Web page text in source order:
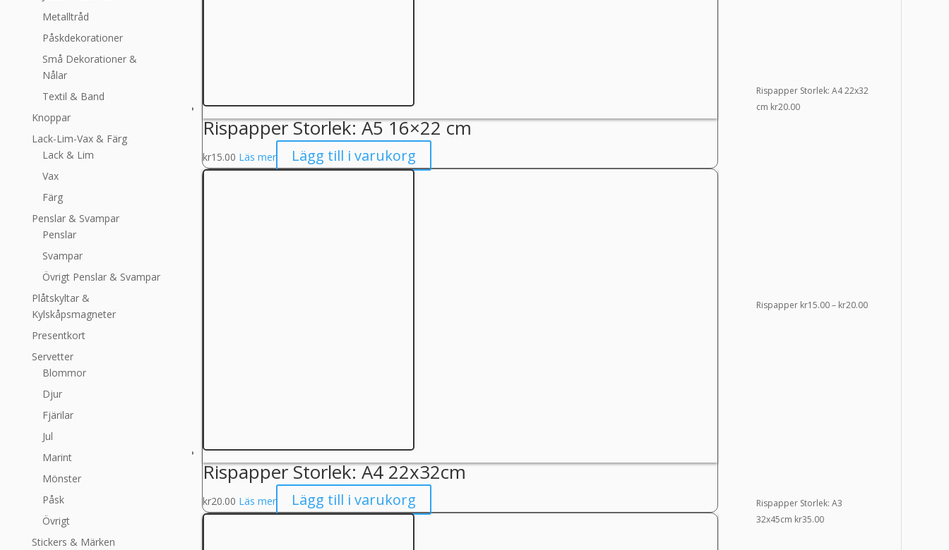
Metalltråd
Påskdekorationer
Små Dekorationer &
Nålar
Textil & Band
Knoppar
Lack-Lim-Vax & Färg
Lack & Lim
Vax
Färg
Penslar & Svampar
Penslar
Svampar
Övrigt Penslar & Svampar
Plåtskyltar &
Kylskåpsmagneter
Presentkort
Servetter
Blommor
Djur
Fjärilar
Jul
Marint
Mönster
Påsk
Övrigt
Stickers & Märken
Rispapper Storlek: A5 16×22 cm
kr15.00 Läs mer Lägg till i varukorg
Rispapper Storlek: A4 22x32cm
kr20.00 Läs mer Lägg till i varukorg
Rispapper Storlek: A4 22x32
cm kr20.00
Rispapper kr15.00 – kr20.00Prisintervall:
Rispapper Storlek: A3
32x45cm kr35.00